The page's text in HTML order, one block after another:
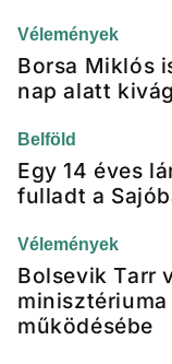
Vélemények
Borsa Miklós
nap alatt
Belföld
Egy 14 éves
fulladt a
Vélemények
Bolsevik Tarr
működésébe